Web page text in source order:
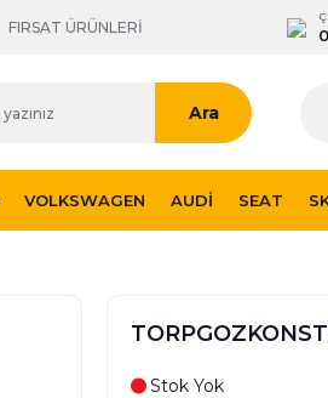
FIRSAT ÜRÜNLERİ
Ara
VOLKSWAGEN AUDI SEAT
Stok Yok